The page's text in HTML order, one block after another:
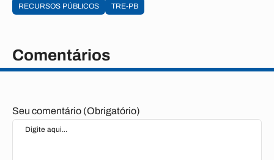
RECURSOS PÚBLICOS
TRE-PB
Comentários
Seu comentário (Obrigatório)